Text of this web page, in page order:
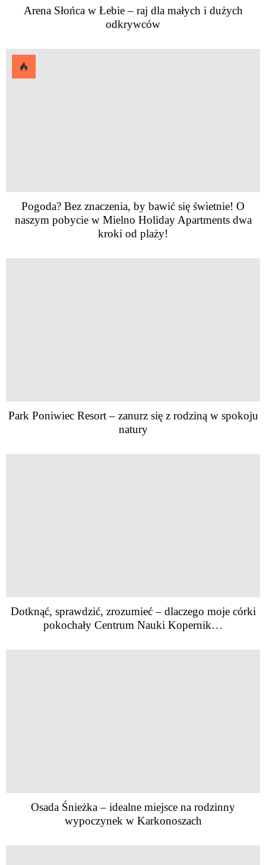
Arena Słońca w Łebie – raj dla małych i dużych
odkrywców
Pogoda? Bez znaczenia, by bawić się świetnie! O
naszym pobycie w Mielno Holiday Apartments dwa
kroki od plaży!
Park Poniwiec Resort – zanurz się z rodziną w spokoju
natury
Dotknąć, sprawdzić, zrozumieć – dlaczego moje córki
pokochały Centrum Nauki Kopernik…
Osada Śnieżka – idealne miejsce na rodzinny
wypoczynek w Karkonoszach